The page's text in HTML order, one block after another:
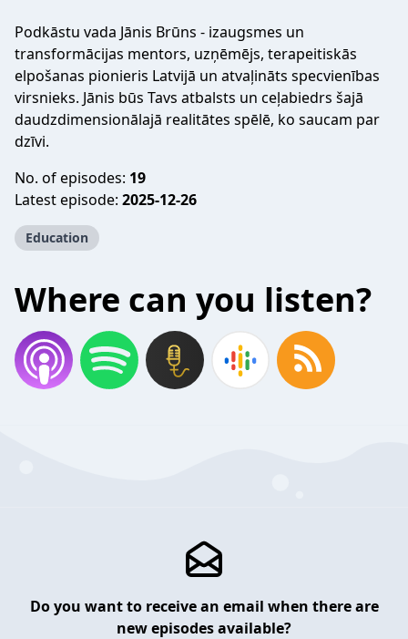
Podkāstu vada Jānis Brūns - izaugsmes un
transformācijas mentors, uzņēmējs, terapeitiskās
elpošanas pionieris Latvijā un atvaļināts specvienības
virsnieks. Jānis būs Tavs atbalsts un ceļabiedrs šajā
daudzdimensionālajā realitātes spēlē, ko saucam par
dzīvi.
No. of episodes: 19
Latest episode: 2025-12-26
Education
Where can you listen?
Do you want to receive an email when there are
new episodes available?